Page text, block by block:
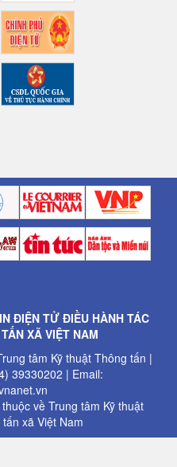
ĐIỆN TỬ ĐIỀU HÀNH TÁC
XÃ VIỆT NAM
tâm Kỹ thuật Thông tấn |
39330202 | Email:
về Trung tâm Kỹ thuật
xã Việt Nam